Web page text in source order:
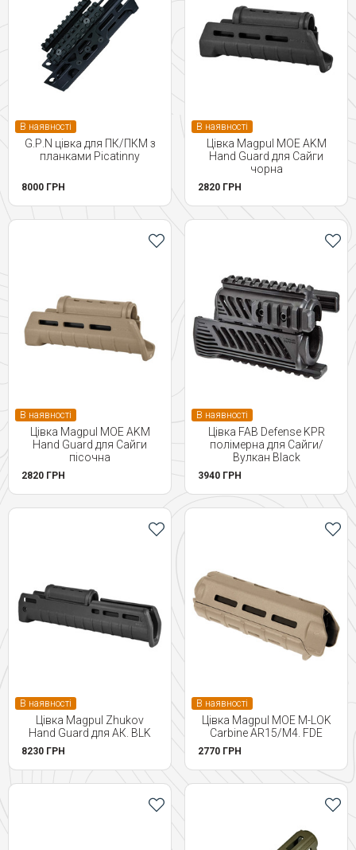
В наявності
G.Р.N цівка для ПК/ПКМ з
планками Picatinny
8000 ГРН
В наявності
Цівка Magpul MOE AKM
Hand Guard для Сайги
чорна
2820 ГРН
В наявності
Цівка Magpul MOE AKM
Hand Guard для Сайги
пісочна
2820 ГРН
В наявності
Цівка FAB Defense KPR
полімерна для Сайги/
Вулкан Black
3940 ГРН
В наявності
Цівка Magpul Zhukov
Hand Guard для АК. BLK
8230 ГРН
В наявності
Цівка Magpul MOE M-LOK
Carbine AR15/M4. FDE
2770 ГРН